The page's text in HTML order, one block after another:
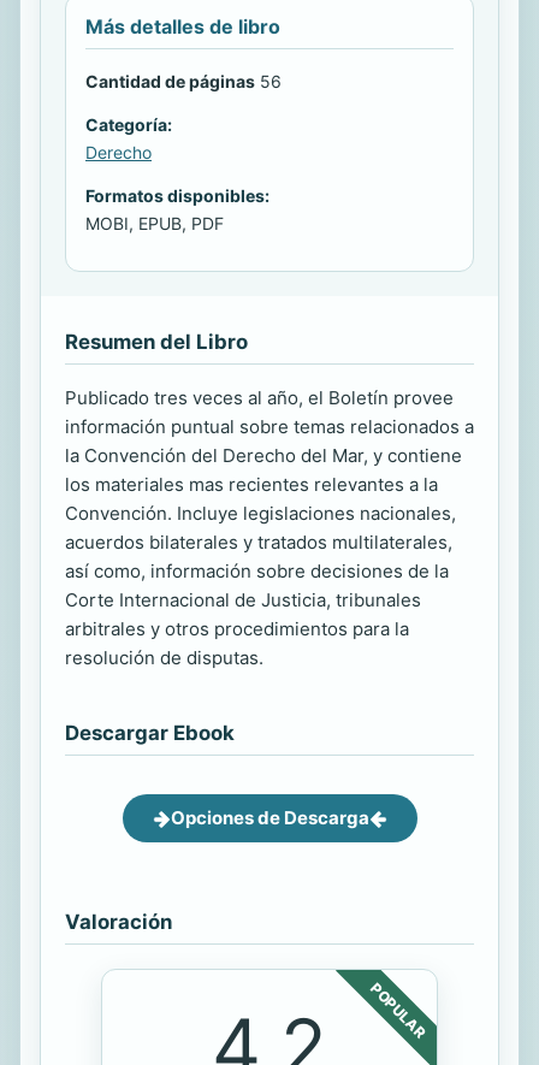
Más detalles de libro
Cantidad de páginas 56
Categoría:
Derecho
Formatos disponibles:
MOBI, EPUB, PDF
Resumen del Libro
Publicado tres veces al año, el Boletín provee
información puntual sobre temas relacionados a
la Convención del Derecho del Mar, y contiene
los materiales mas recientes relevantes a la
Convención. Incluye legislaciones nacionales,
acuerdos bilaterales y tratados multilaterales,
así como, información sobre decisiones de la
Corte Internacional de Justicia, tribunales
arbitrales y otros procedimientos para la
resolución de disputas.
Descargar Ebook
Opciones de Descarga
Valoración
POPULAR